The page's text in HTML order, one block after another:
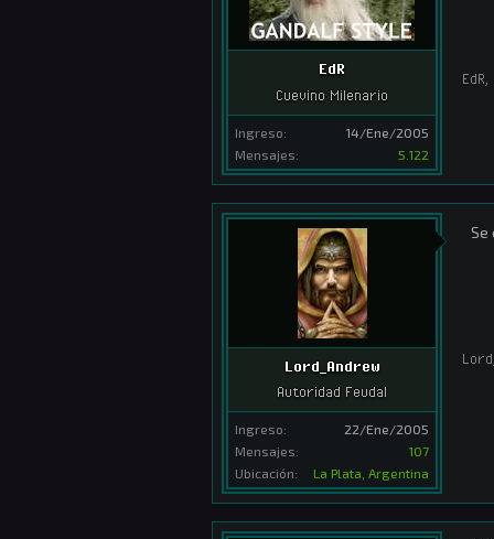
EdR
Cuevino Milenario
Ingreso:
14/Ene/2005
Mensajes:
5.122
EdR,
Lord_Andrew
Autoridad Feudal
Ingreso:
22/Ene/2005
Mensajes:
107
Ubicación:
La Plata, Argentina
Se